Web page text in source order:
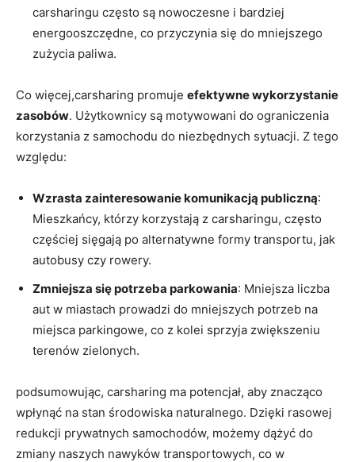
carsharingu często są nowoczesne ⁢i bardziej
energooszczędne, co przyczynia się do mniejszego
zużycia paliwa.
Co więcej,carsharing promuje efektywne wykorzystanie
zasobów.‌ Użytkownicy ⁤są ⁤motywowani do ograniczenia
korzystania z samochodu do niezbędnych ​sytuacji. Z tego
względu:
Wzrasta zainteresowanie komunikacją publiczną:
Mieszkańcy, którzy korzystają ⁤z carsharingu, często
częściej sięgają​ po alternatywne formy transportu, jak
autobusy czy ⁤rowery.
Zmniejsza się potrzeba parkowania: Mniejsza liczba
aut⁣ w miastach ⁢prowadzi do mniejszych potrzeb na
miejsca parkingowe, co z kolei sprzyja zwiększeniu
terenów zielonych.
podsumowując, carsharing ma potencjał, ​aby znacząco
wpłynąć na stan środowiska naturalnego. Dzięki rasowej
redukcji prywatnych samochodów, możemy dążyć do
zmiany naszych nawyków transportowych, co w